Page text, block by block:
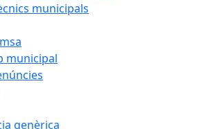
municipals
municipal
genèrica